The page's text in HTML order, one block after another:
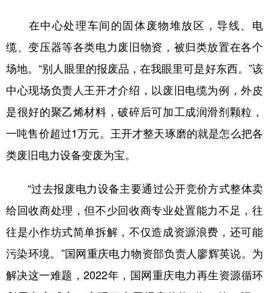
在中心处理车间的固体废物堆放区，导线、电
缆、变压器等各类电力废旧物资，被归类放置在各个
场地。“别人眼里的报废品，在我眼里可是好东西。”该
中心现场负责人王开才介绍，以废旧电缆为例，外皮
是很好的聚乙烯材料，破碎后可加工成润滑剂颗粒，
一吨售价超过1万元。王开才整天琢磨的就是怎么把各
类废旧电力设备变废为宝。
“过去报废电力设备主要通过公开竞价方式整体卖
给回收商处理，但不少回收商专业处置能力不足，往
往是小作坊式简单拆解，不仅造成资源浪费，还可能
污染环境。”国网重庆电力物资部负责人廖辉英说。为
解决这一难题，2022年 ， 国网重庆电力再生资源循环